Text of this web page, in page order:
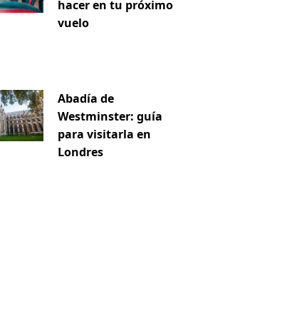
hacer en tu próximo
vuelo
Abadía de
Westminster: guía
para visitarla en
Londres